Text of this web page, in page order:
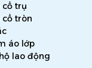
cổ trụ
cổ tròn
áo lớp
lao động